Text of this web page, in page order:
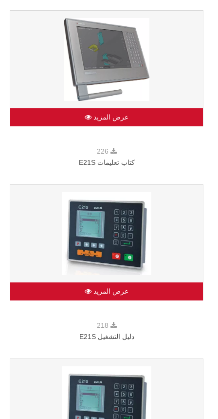
عرض المزيد
كتاب تعليمات E21S
عرض المزيد
دليل التشغيل E21S